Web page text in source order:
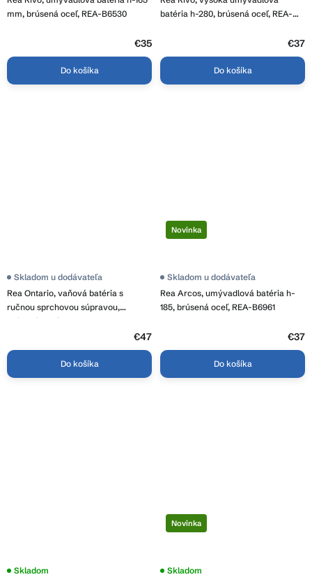
mm, brúsená oceľ, REA-B6530
€35
Do košíka
batéria h-280, brúsená oceľ, REA-
produktu
je
€37
Do košíka
Rea Ontario, vaňová batéria s
ručnou sprchovou súpravou,
brúsená oceľ, REA-B5514
Skladom u dodávateľa
€47
Do košíka
Novinka
Rea Arcos, umývadlová batéria h-
185, brúsená oceľ, REA-B6961
Skladom u dodávateľa
€37
Do košíka
Skladom
Novinka
Skladom